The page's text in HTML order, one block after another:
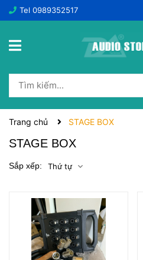
Tel 0989352517
Trang chủ STAGE BOX
STAGE BOX
Sắp xếp: Thứ tự